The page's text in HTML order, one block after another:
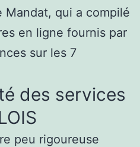
Mandat, qui a compilé
en ligne fournis par
sur les 7
des services
peu rigoureuse